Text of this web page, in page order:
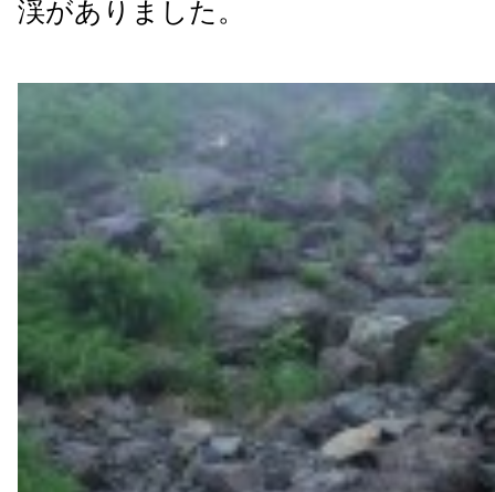
渓がありました。